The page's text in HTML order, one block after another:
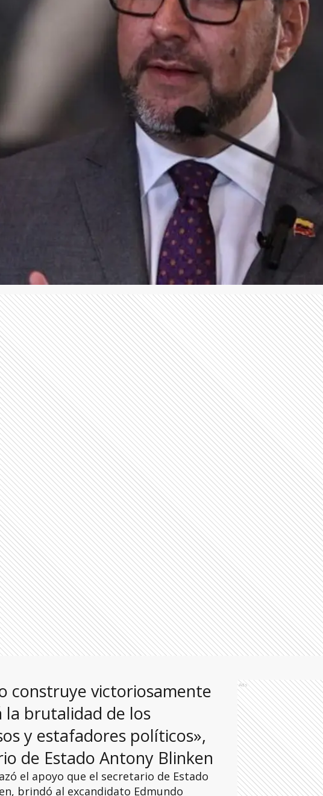
construye victoriosamente
brutalidad de los
y estafadores políticos»,
de Estado Antony Blinken
el apoyo que el secretario de Estado
brindó al excandidato Edmundo
Ads